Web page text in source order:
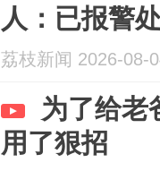
人：已报警
荔枝新闻 2026-08-
为了给老
用了狠招